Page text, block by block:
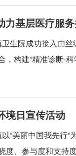
力基层医疗服
生院成功接入由
构建“精准诊断-
境日宣传活动
“美丽中国我先行”
度、参与度和支持